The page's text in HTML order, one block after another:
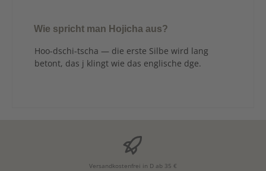
Wie spricht man Hojicha aus?
Hoo-dschi-tscha — die erste Silbe wird lang
betont, das j klingt wie das englische dge.
Versandkostenfrei in D ab 35 €